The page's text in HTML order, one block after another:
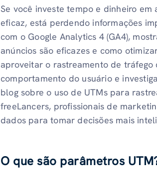
Se você investe tempo e dinheiro
eficaz, está perdendo informações
com o Google Analytics 4 (GA4),
anúncios são eficazes e como
aproveitar o rastreamento de
comportamento do usuário e
blog sobre o uso de UTMs para
freeLancers, profissionais de
dados para tomar decisões mais
O que são parâmetros